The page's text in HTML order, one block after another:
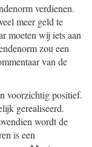
verdienen.
meer geld te
moeten wij iets aan
zou een
van de
voorzichtig positief.
gerealiseerd.
wordt de
is een